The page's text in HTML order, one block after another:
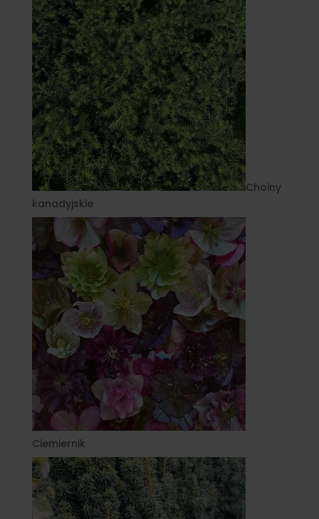
Choiny
kanadyjskie
Ciemiernik